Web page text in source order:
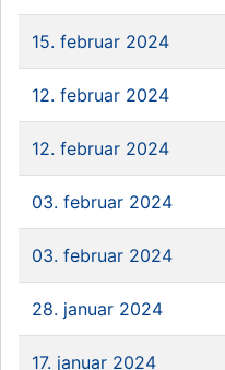
15. februar 2024
12. februar 2024
12. februar 2024
03. februar 2024
03. februar 2024
28. januar 2024
17. januar 2024